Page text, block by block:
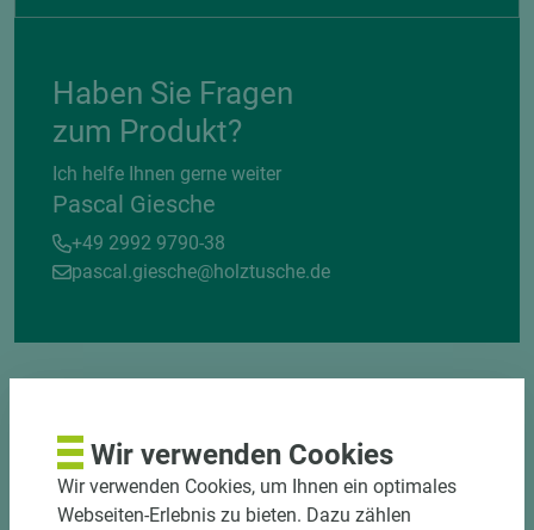
Haben Sie Fragen
zum Produkt?
Ich helfe Ihnen gerne weiter
Pascal Giesche
+49 2992 9790-38
pascal.giesche@holztusche.de
DOWNLOADS
Wir verwenden Cookies
Wir verwenden Cookies, um Ihnen ein optimales
Webseiten-Erlebnis zu bieten. Dazu zählen